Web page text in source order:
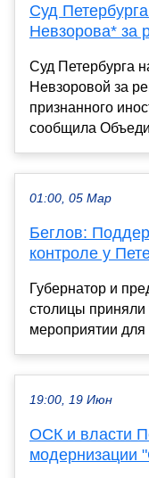
Суд
Невзорова* за
Суд Петербурга
Невзоровой за
признанного
сообщила
01:00, 05 Мар
Беглов:
контроле у
Губернатор и
столицы приняли
мероприятии для
19:00, 19 Июн
ОСК и власти
модернизации